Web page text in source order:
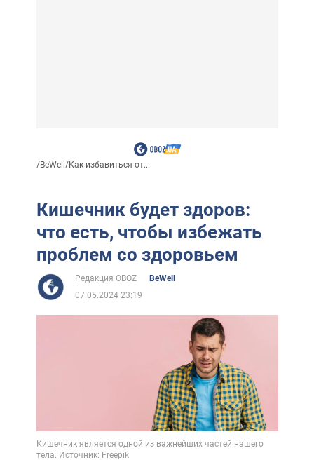
/BeWell/Как избавиться от...
Кишечник будет здоров:
что есть, чтобы избежать
проблем со здоровьем
Редакция OBOZ
BeWell
07.05.2024 23:19
Кишечник является одной из важнейших частей нашего
тела. Источник: Freepik